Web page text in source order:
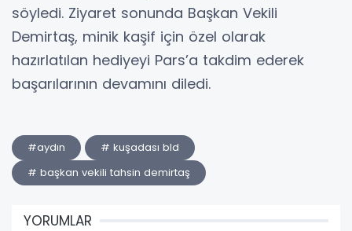
söyledi. Ziyaret sonunda Başkan Vekili
Demirtaş, minik kaşif için özel olarak
hazırlatılan hediyeyi Pars’a takdim ederek
başarılarının devamını diledi.
#aydın
# kuşadası bld
# başkan vekili tahsin demirtaş
YORUMLAR